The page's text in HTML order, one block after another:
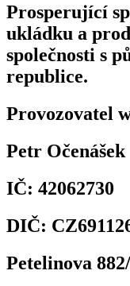
Prosperující
ukládku a
společnosti s
republice.
Provozovatel
Petr Očenášek
IČ: 42062730
DIČ:
Petelinova